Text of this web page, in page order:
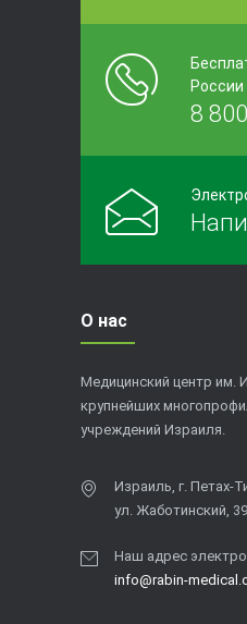
России
8
О нас
Медицинский центр им.
крупнейших
учреждений Израиля.
Израиль, г. Петах-
ул. Жаботинский, 39
Наш адрес
info@rabin-